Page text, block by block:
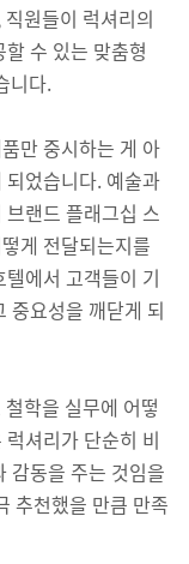
원들이 럭셔리의
수 있는 맞춤형
니다.
만 중시하는 게 아
었습니다. 예술과
랜드 플래그십 스
게 전달되는지를
에서 고객들이 기
중요성을 깨닫게 되
학을 실무에 어떻
셔리가 단순히 비
감동을 주는 것임을
추천했을 만큼 만족